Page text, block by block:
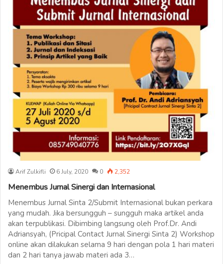
Arif Zulkifli 6 July, 2020 0 2,352
Menembus Jurnal Sinergi dan Internasional
Menembus Jurnal Sinta 2/Submit Internasional bukan perkara
yang mudah. Jika bersungguh – sungguh maka artikel anda
akan terpublikasi. Dibimbing langsung oleh Prof.Dr. Andi
Adriansyah, (Pricipal Contact Jurnal Sinergi Sinta 2) Workshop
online akan dilakukan selama 9 hari dengan pola 1 hari materi
dan 2 hari tanya jawab materi ada 3…